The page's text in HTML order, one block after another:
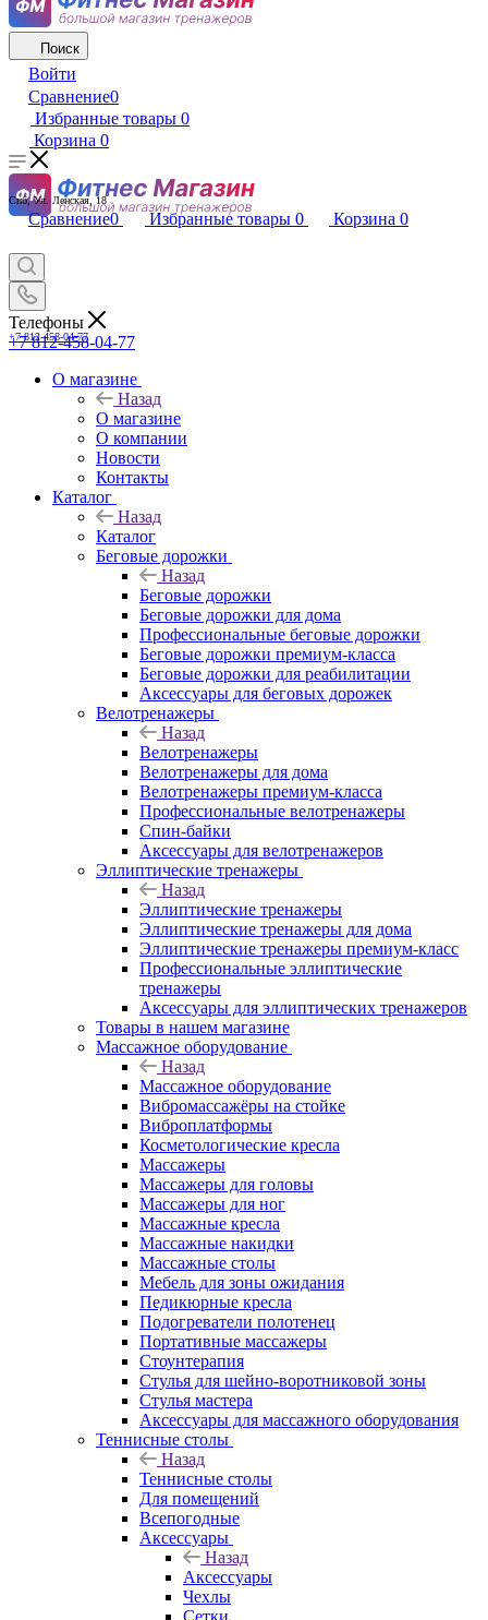
Поиск
Войти
Сравнение0
Избранные товары 0
Корзина 0
Спб, Ул. Ленская, 18
Сравнение0 Избранные товары 0 Корзина 0
+7 812-458-04-77
Телефоны
+7 812-458-04-77
О магазине
Назад
О магазине
О компании
Новости
Контакты
Каталог
Назад
Каталог
Беговые дорожки
Назад
Беговые дорожки
Беговые дорожки для дома
Профессиональные беговые дорожки
Беговые дорожки премиум-класса
Беговые дорожки для реабилитации
Аксессуары для беговых дорожек
Велотренажеры
Назад
Велотренажеры
Велотренажеры для дома
Велотренажеры премиум-класса
Профессиональные велотренажеры
Спин-байки
Аксессуары для велотренажеров
Эллиптические тренажеры
Назад
Эллиптические тренажеры
Эллиптические тренажеры для дома
Эллиптические тренажеры премиум-класс
Профессиональные эллиптические
тренажеры
Аксессуары для эллиптических тренажеров
Товары в нашем магазине
Массажное оборудование
Назад
Массажное оборудование
Вибромассажёры на стойке
Виброплатформы
Косметологические кресла
Массажеры
Массажеры для головы
Массажеры для ног
Массажные кресла
Массажные накидки
Массажные столы
Мебель для зоны ожидания
Педикюрные кресла
Подогреватели полотенец
Портативные массажеры
Стоунтерапия
Стулья для шейно-воротниковой зоны
Стулья мастера
Аксессуары для массажного оборудования
Теннисные столы
Назад
Теннисные столы
Для помещений
Всепогодные
Аксессуары
Назад
Аксессуары
Чехлы
Сетки